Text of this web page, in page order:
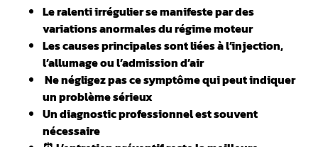
Le ralenti irrégulier se manifeste par des
variations anormales du régime moteur
Les causes principales sont liées à l’injection,
l’allumage ou l’admission d’air
️ Ne négligez pas ce symptôme qui peut indiquer
un problème sérieux
Un diagnostic professionnel est souvent
nécessaire